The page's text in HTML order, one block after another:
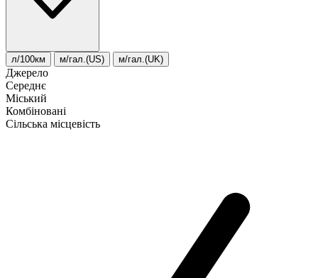
л/100км м/гал.(US) м/гал.(UK)
Джерело
Середнє
Міський
Комбіновані
Сільська місцевість